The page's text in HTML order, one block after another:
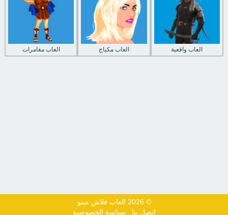
العاب مغامرات العاب مكياج العاب واقعية
© 2026 العاب فلاش مينو
اتصل بنا
سياسة الخصوصية